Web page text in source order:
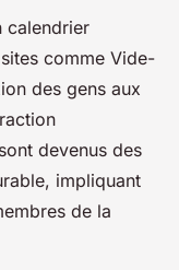
calendrier
comme Vide-
des gens aux
devenus des
impliquant
de la